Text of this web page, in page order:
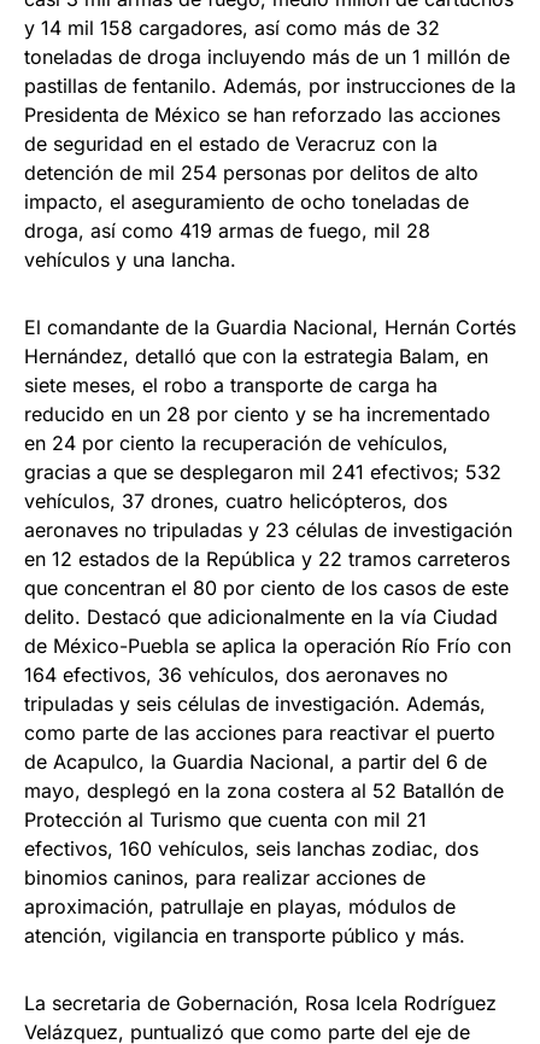
y 14 mil 158 cargadores, así como más de 32
toneladas de droga incluyendo más de un 1 millón de
pastillas de fentanilo. Además, por instrucciones de la
Presidenta de México se han reforzado las acciones
de seguridad en el estado de Veracruz con la
detención de mil 254 personas por delitos de alto
impacto, el aseguramiento de ocho toneladas de
droga, así como 419 armas de fuego, mil 28
vehículos y una lancha.
El comandante de la Guardia Nacional, Hernán Cortés
Hernández, detalló que con la estrategia Balam, en
siete meses, el robo a transporte de carga ha
reducido en un 28 por ciento y se ha incrementado
en 24 por ciento la recuperación de vehículos,
gracias a que se desplegaron mil 241 efectivos; 532
vehículos, 37 drones, cuatro helicópteros, dos
aeronaves no tripuladas y 23 células de investigación
en 12 estados de la República y 22 tramos carreteros
que concentran el 80 por ciento de los casos de este
delito. Destacó que adicionalmente en la vía Ciudad
de México-Puebla se aplica la operación Río Frío con
164 efectivos, 36 vehículos, dos aeronaves no
tripuladas y seis células de investigación. Además,
como parte de las acciones para reactivar el puerto
de Acapulco, la Guardia Nacional, a partir del 6 de
mayo, desplegó en la zona costera al 52 Batallón de
Protección al Turismo que cuenta con mil 21
efectivos, 160 vehículos, seis lanchas zodiac, dos
binomios caninos, para realizar acciones de
aproximación, patrullaje en playas, módulos de
atención, vigilancia en transporte público y más.
La secretaria de Gobernación, Rosa Icela Rodríguez
Velázquez, puntualizó que como parte del eje de